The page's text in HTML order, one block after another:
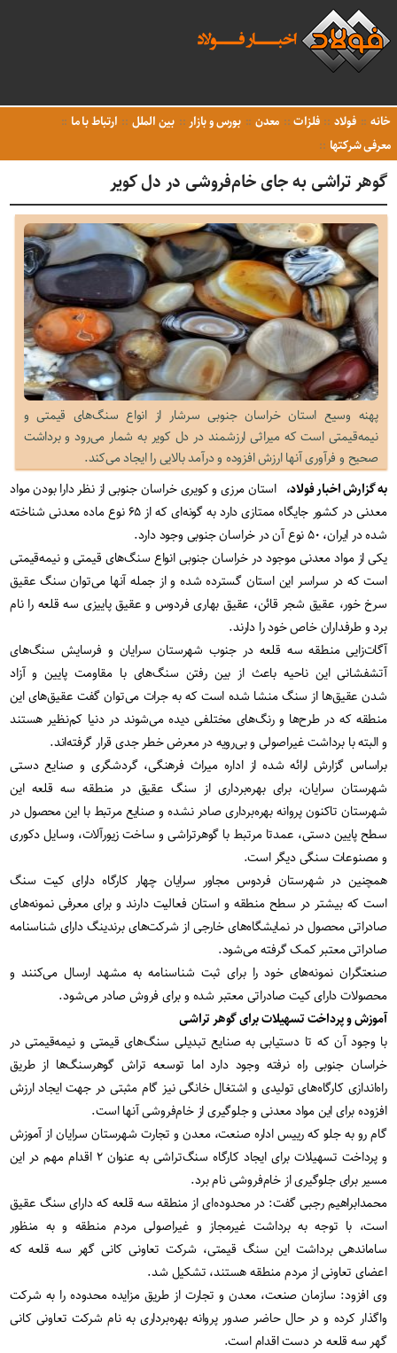
خانه فولاد فلزات معدن بورس و بازار بین الملل
ارتباط با ما
معرفی شرکتها
گوهر تراشی به جای خام‌فروشی در دل کویر
پهنه وسیع استان خراسان جنوبی سرشار از انواع سنگ‌های قیمتی و
نیمه‌قیمتی است که میراثی ارزشمند در دل کویر به شمار می‌رود و برداشت
صحیح و فرآوری آنها ارزش افزوده و درآمد بالایی را ایجاد می‌کند.
به گزارش اخبار فولاد، استان مرزی و کویری خراسان جنوبی از نظر دارا بودن مواد
معدنی در کشور جایگاه ممتازی دارد به گونه‌ای که از ۶۵ نوع ماده معدنی شناخته
شده در ایران، ۵۰ نوع آن در خراسان جنوبی وجود دارد.
یکی از مواد معدنی موجود در خراسان جنوبی انواع سنگ‌های قیمتی و نیمه‌قیمتی
است که در سراسر این استان گسترده شده و از جمله آنها می‌توان سنگ عقیق
سرخ خور، عقیق شجر قائن، عقیق بهاری فردوس و عقیق پاییزی سه قلعه را نام
برد و طرفداران خاص خود را دارند.
آگات‌زایی منطقه سه قلعه در جنوب شهرستان سرایان و فرسایش سنگ‌های
آتشفشانی این ناحیه باعث از بین رفتن سنگ‌های با مقاومت پایین و آزاد
شدن عقیق‌ها از سنگ منشا شده است که به جرات می‌توان گفت عقیق‌های این
منطقه که در طرح‌ها و رنگ‌های مختلفی دیده می‌شوند در دنیا کم‌نظیر هستند
و البته با برداشت غیراصولی و بی‌رویه در معرض خطر جدی قرار گرفته‌اند.
براساس گزارش ارائه شده از اداره میراث فرهنگی، گردشگری و صنایع دستی
شهرستان سرایان، برای بهره‌برداری از سنگ عقیق در منطقه سه قلعه این
شهرستان تاکنون پروانه بهره‌برداری صادر نشده و صنایع مرتبط با این محصول در
سطح پایین دستی، عمدتا مرتبط با گوهرتراشی و ساخت زیورآلات، وسایل دکوری
و مصنوعات سنگی دیگر است.
همچنین در شهرستان فردوس مجاور سرایان چهار کارگاه دارای کیت سنگ
است که بیشتر در سطح منطقه و استان فعالیت دارند و برای معرفی نمونه‌های
صادراتی محصول در نمایشگاه‌های خارجی از شرکت‌های برندینگ دارای شناسنامه
صادراتی معتبر کمک گرفته می‌شود.
صنعتگران نمونه‌های خود را برای ثبت شناسنامه به مشهد ارسال می‌کنند و
محصولات دارای کیت صادراتی معتبر شده و برای فروش صادر می‌شود.
آموزش و پرداخت تسهیلات برای گوهر تراشی
با وجود آن که تا دستیابی به صنایع تبدیلی سنگ‌های قیمتی و نیمه‌قیمتی در
خراسان جنوبی راه نرفته وجود دارد اما توسعه تراش گوهرسنگ‌ها از طریق
راه‌اندازی کارگاه‌های تولیدی و اشتغال خانگی نیز گام مثبتی در جهت ایجاد ارزش
افزوده برای این مواد معدنی و جلوگیری از خام‌فروشی آنها است.
گام رو به جلو که رییس اداره صنعت، معدن و تجارت شهرستان سرایان از آموزش
و پرداخت تسهیلات برای ایجاد کارگاه سنگ‌تراشی به عنوان ۲ اقدام مهم در این
مسیر برای جلوگیری از خام‌فروشی نام برد.
محمدابراهیم رجبی گفت: در محدوده‌ای از منطقه سه قلعه که دارای سنگ عقیق
است، با توجه به برداشت غیرمجاز و غیراصولی مردم منطقه و به منظور
ساماندهی برداشت این سنگ قیمتی، شرکت تعاونی کانی گهر سه قلعه که
اعضای تعاونی از مردم منطقه هستند، تشکیل شد.
وی افزود: سازمان صنعت، معدن و تجارت از طریق مزایده محدوده را به شرکت
واگذار کرده و در حال حاضر صدور پروانه بهره‌برداری به نام شرکت تعاونی کانی
گهر سه قلعه در دست اقدام است.